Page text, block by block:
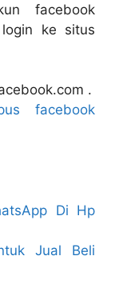
facebook
ke situs
.
facebook
Di Hp
Jual Beli